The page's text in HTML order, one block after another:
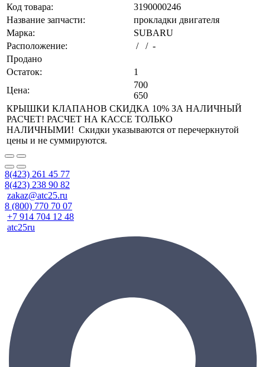
Код товара:
3190000246
Название запчасти:
прокладки двигателя
Марка:
SUBARU
Расположение:
/ / -
Продано
Остаток:
1
Цена:
700
650
КРЫШКИ КЛАПАНОВ СКИДКА 10% ЗА НАЛИЧНЫЙ
РАСЧЕТ! РАСЧЕТ НА КАССЕ ТОЛЬКО
НАЛИЧНЫМИ! Скидки указываются от перечеркнутой
цены и не суммируются.
8(423) 261 45 77
8(423) 238 90 82
zakaz@atc25.ru
8 (800) 770 70 07
+7 914 704 12 48
atc25ru